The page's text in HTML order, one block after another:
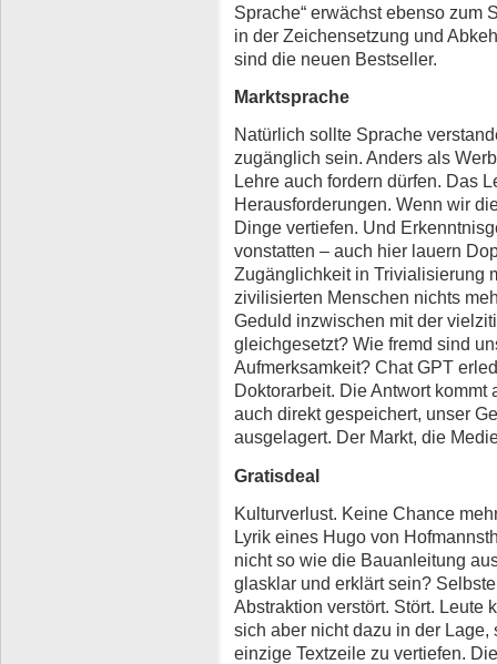
Sprache“ erwächst ebenso zum
in der Zeichensetzung und
sind die neuen Bestseller.
Marktsprache
Natürlich sollte Sprache
zugänglich sein. Anders als
Lehre auch fordern dürfen. Das
Herausforderungen. Wenn wir
Dinge vertiefen. Und
vonstatten – auch hier lauern
Zugänglichkeit in Trivialisierung
zivilisierten Menschen nichts
Geduld inzwischen mit der
gleichgesetzt? Wie fremd sind
Aufmerksamkeit? Chat GPT
Doktorarbeit. Die Antwort
auch direkt gespeichert, unser
ausgelagert. Der Markt, die
Gratisdeal
Kulturverlust. Keine Chance
Lyrik eines Hugo von
nicht so wie die Bauanleitung
glasklar und erklärt sein?
Abstraktion verstört. Stört. Leute
sich aber nicht dazu in der
einzige Textzeile zu vertiefen.